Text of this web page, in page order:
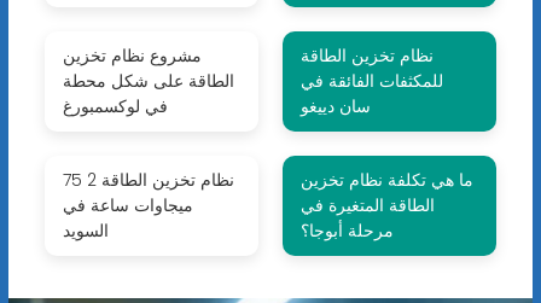
مشروع نظام تخزين
الطاقة على شكل محطة
في لوكسمبورغ
نظام تخزين الطاقة
للمكثفات الفائقة في
سان دييغو
نظام تخزين الطاقة 2 75
ميجاوات ساعة في
السويد
ما هي تكلفة نظام تخزين
الطاقة المتغيرة في
مرحلة أبوجا؟